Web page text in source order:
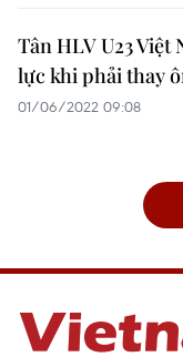
Tân HLV U23 Việt
lực khi phải thay
01/06/2022 09:08